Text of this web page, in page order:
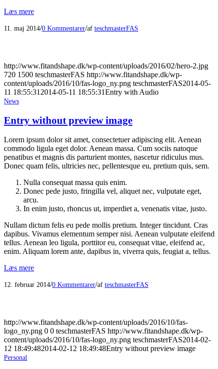
Læs mere
11. maj 2014/0 Kommentarer/af teschmasterFAS
http://www.fitandshape.dk/wp-content/uploads/2016/02/hero-2.jpg
720 1500 teschmasterFAS http://www.fitandshape.dk/wp-
content/uploads/2016/10/fas-logo_ny.png teschmasterFAS2014-05-
11 18:55:312014-05-11 18:55:31Entry with Audio
News
Entry without preview image
Lorem ipsum dolor sit amet, consectetuer adipiscing elit. Aenean
commodo ligula eget dolor. Aenean massa. Cum sociis natoque
penatibus et magnis dis parturient montes, nascetur ridiculus mus.
Donec quam felis, ultricies nec, pellentesque eu, pretium quis, sem.
Nulla consequat massa quis enim.
Donec pede justo, fringilla vel, aliquet nec, vulputate eget,
arcu.
In enim justo, rhoncus ut, imperdiet a, venenatis vitae, justo.
Nullam dictum felis eu pede mollis pretium. Integer tincidunt. Cras
dapibus. Vivamus elementum semper nisi. Aenean vulputate eleifend
tellus. Aenean leo ligula, porttitor eu, consequat vitae, eleifend ac,
enim. Aliquam lorem ante, dapibus in, viverra quis, feugiat a, tellus.
Læs mere
12. februar 2014/0 Kommentarer/af teschmasterFAS
http://www.fitandshape.dk/wp-content/uploads/2016/10/fas-
logo_ny.png 0 0 teschmasterFAS http://www.fitandshape.dk/wp-
content/uploads/2016/10/fas-logo_ny.png teschmasterFAS2014-02-
12 18:49:482014-02-12 18:49:48Entry without preview image
Personal